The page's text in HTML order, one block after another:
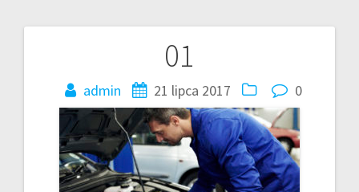
01
admin 21 lipca 2017 0
wpisu